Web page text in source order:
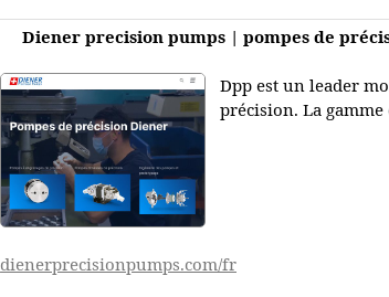
Diener precision pumps | pompes de
Dpp est un leader
précision. La
dienerprecisionpumps.com/fr